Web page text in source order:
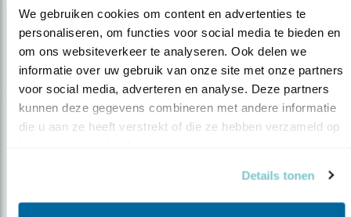
We gebruiken cookies om content en advertenties te
personaliseren, om functies voor social media te bieden en
om ons websiteverkeer te analyseren. Ook delen we
informatie over uw gebruik van onze site met onze partners
voor social media, adverteren en analyse. Deze partners
kunnen deze gegevens combineren met andere informatie
die u aan ze heeft verstrekt of die ze hebben verzameld op
Details tonen
Op de hoogte blijven?
over vogels en activiteiten van Vogelbescherming.
AANMELDEN VOGELNIEUWS